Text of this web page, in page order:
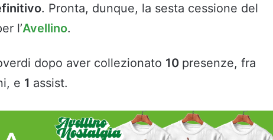
. Pronta, dunque, la sesta cessione del
l’Avellino.
dopo aver collezionato 10 presenze, fra
e 1 assist.